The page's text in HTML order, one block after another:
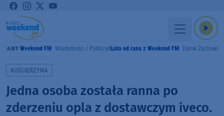
GRAMY Weekend FM Wiadomości / PublicystykaLato od rana z Weekend FM Darek Żuchowicz
KOŚCIERZYNA
Jedna osoba została ranna po
zderzeniu opla z dostawczym iveco.